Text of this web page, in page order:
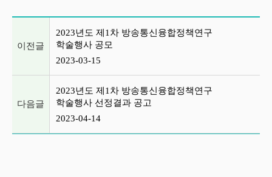
이전글
2023년도 제1차 방송통신융합정책연구
학술행사 공모
2023-03-15
다음글
2023년도 제1차 방송통신융합정책연구
학술행사 선정결과 공고
2023-04-14